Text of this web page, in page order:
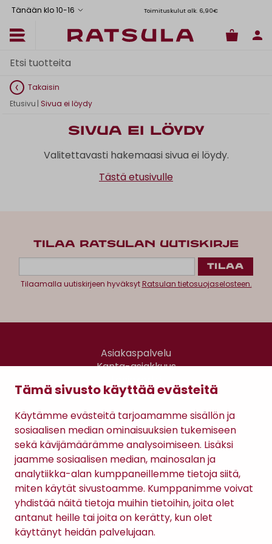
Tämä sivusto käyttää evästeitä
Käytämme evästeitä tarjoamamme sisällön ja
sosiaalisen median ominaisuuksien tukemiseen
sekä kävijämäärämme analysoimiseen. Lisäksi
jaamme sosiaalisen median, mainosalan ja
analytiikka-alan kumppaneillemme tietoja siitä,
miten käytät sivustoamme. Kumppanimme voivat
yhdistää näitä tietoja muihin tietoihin, joita olet
antanut heille tai joita on kerätty, kun olet
käyttänyt heidän palvelujaan.
Tänään klo 10-16 Toimituskulut alk. 6,90€
Takaisin
Etusivu | Sivua ei löydy
Sivua ei löydy
Valitettavasti hakemaasi sivua ei löydy.
Tästä etusivulle
TILAA RATSULAN UUTISKIRJE
Tilaamalla uutiskirjeen hyväksytRatsulan tietosuojaselosteen.
Asiakaspalvelu
Kanta-asiakkuus
Gomee Ratsula Café
Sopimusehdot
Tietosuojaseloste
Maksutavat